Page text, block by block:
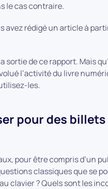
le cas contraire.
avez rédigé un article à
de ce rapport. Mais
l’activité du livre
les.
pour des
pour être compris d’un
classiques que se
clavier ? Quels sont les